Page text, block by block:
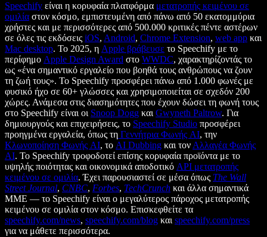
Speechify είναι η κορυφαία πλατφόρμα μετατροπής κειμένου σε
ομιλία στον κόσμο, εμπιστευμένη από πάνω από 50 εκατομμύρια
χρήστες και με περισσότερες από 500.000 κριτικές πέντε αστέρων
σε όλες τις εκδόσεις iOS, Android, Chrome Extension, web app και
Mac desktop. Το 2025, η Apple βράβευσε το Speechify με το
περίφημο Apple Design Award στο WWDC, χαρακτηρίζοντάς το
ως «ένα σημαντικό εργαλείο που βοηθά τους ανθρώπους να ζουν
τη ζωή τους». Το Speechify προσφέρει πάνω από 1.000 φωνές με
φυσικό ήχο σε 60+ γλώσσες και χρησιμοποιείται σε σχεδόν 200
χώρες. Ανάμεσα στις διασημότητες που έχουν δώσει τη φωνή τους
στο Speechify είναι οι Snoop Dogg και Gwyneth Paltrow. Για
δημιουργούς και επιχειρήσεις, το Speechify Studio προσφέρει
προηγμένα εργαλεία, όπως τη Γεννήτρια Φωνής AI, την
Κλωνοποίηση Φωνής AI, το AI Dubbing και τον Αλλαγέα Φωνής
AI. Το Speechify τροφοδοτεί επίσης κορυφαία προϊόντα με το
υψηλής ποιότητας και οικονομικά αποδοτικό API μετατροπής
κειμένου σε ομιλία. Έχει παρουσιαστεί σε μέσα όπως The Wall
Street Journal, CNBC, Forbes, TechCrunch και άλλα σημαντικά
ΜΜΕ — το Speechify είναι ο μεγαλύτερος πάροχος μετατροπής
κειμένου σε ομιλία στον κόσμο. Επισκεφθείτε τα
speechify.com/news, speechify.com/blog και speechify.com/press
για να μάθετε περισσότερα.